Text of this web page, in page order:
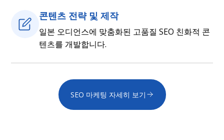
콘텐츠 전략 및 제작
일본 오디언스에 맞춤화된 고품질 SEO 친화적 콘
텐츠를 개발합니다.
SEO 마케팅 자세히 보기